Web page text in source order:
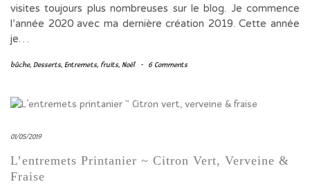
visites toujours plus nombreuses sur le blog. Je commence
l’année 2020 avec ma dernière création 2019. Cette année
je…
bûche, Desserts, Entremets, fruits, Noël - 6 Comments
01/05/2019
L’entremets Printanier ~ Citron Vert, Verveine &
Fraise